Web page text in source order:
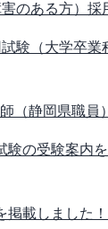
ある方）採
験（大学卒業
静岡県職員
の受験案内
載しました！